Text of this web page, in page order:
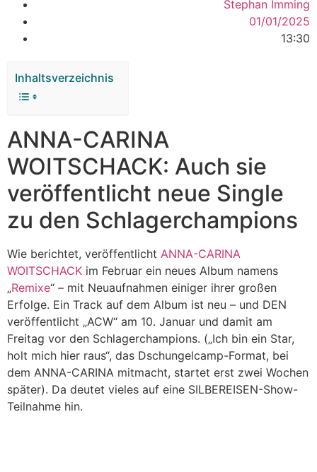
Stephan Imming
01/01/2025
13:30
Inhaltsverzeichnis
ANNA-CARINA
WOITSCHACK: Auch sie
veröffentlicht neue Single
zu den Schlagerchampions
Wie berichtet, veröffentlicht ANNA-CARINA
WOITSCHACK im Februar ein neues Album namens
„Remixe“ – mit Neuaufnahmen einiger ihrer großen
Erfolge. Ein Track auf dem Album ist neu – und DEN
veröffentlicht „ACW“ am 10. Januar und damit am
Freitag vor den Schlagerchampions. („Ich bin ein Star,
holt mich hier raus“, das Dschungelcamp-Format, bei
dem ANNA-CARINA mitmacht, startet erst zwei Wochen
später). Da deutet vieles auf eine SILBEREISEN-Show-
Teilnahme hin.